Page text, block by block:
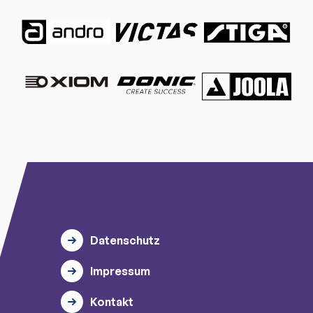
Datenschutz
Impressum
Kontakt